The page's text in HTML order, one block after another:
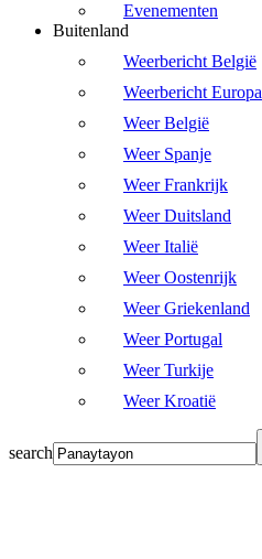
Evenementen
Buitenland
Weerbericht België
Weerbericht Europa
Weer België
Weer Spanje
Weer Frankrijk
Weer Duitsland
Weer Italië
Weer Oostenrijk
Weer Griekenland
Weer Portugal
Weer Turkije
Weer Kroatië
search